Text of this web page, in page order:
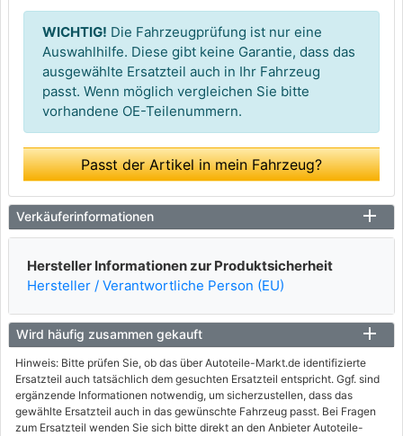
WICHTIG! Die Fahrzeugprüfung ist nur eine
Auswahlhilfe. Diese gibt keine Garantie, dass das
ausgewählte Ersatzteil auch in Ihr Fahrzeug
passt. Wenn möglich vergleichen Sie bitte
vorhandene OE-Teilenummern.
Passt der Artikel in mein Fahrzeug?
Verkäuferinformationen
Hersteller Informationen zur Produktsicherheit
Hersteller / Verantwortliche Person (EU)
Wird häufig zusammen gekauft
Hinweis: Bitte prüfen Sie, ob das über Autoteile-Markt.de identifizierte
Ersatzteil auch tatsächlich dem gesuchten Ersatzteil entspricht. Ggf. sind
ergänzende Informationen notwendig, um sicherzustellen, dass das
gewählte Ersatzteil auch in das gewünschte Fahrzeug passt. Bei Fragen
zum Ersatzteil wenden Sie sich bitte direkt an den Anbieter Autoteile-